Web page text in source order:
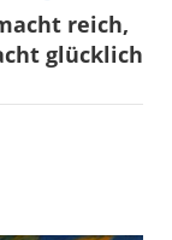
reich,
glücklich